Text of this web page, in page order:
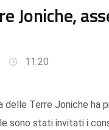
Joniche,
11:20
Terre Joniche ha
sono stati invitati i